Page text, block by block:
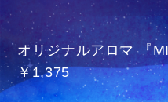
オリジナルアロマ 『
￥1,375